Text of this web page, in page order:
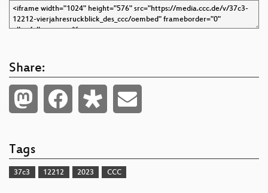
Share:
Tags
37c3 12212 2023 CCC